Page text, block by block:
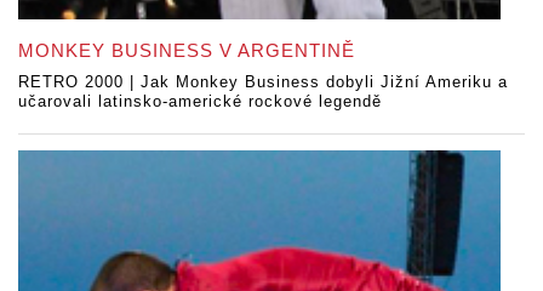
MONKEY BUSINESS V ARGENTINĚ
RETRO 2000 | Jak Monkey Business dobyli Jižní Ameriku a
učarovali latinsko-americké rockové legendě